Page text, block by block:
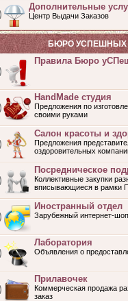
Дополнительные
Центр Выдачи Заказов
БЮРО УСПЕШНЫХ
Правила Бюро
HandMade студия
Предложения по
своими руками
Салон красоты и
Предложения
оздоровительных
Посредническое
Коллективные закупки
вписывающиеся в рамки
Иностранный отдел
Зарубежный интернет-
Лаборатория
Объявления о
Прилавочек
Коммерческая продажа
заказ